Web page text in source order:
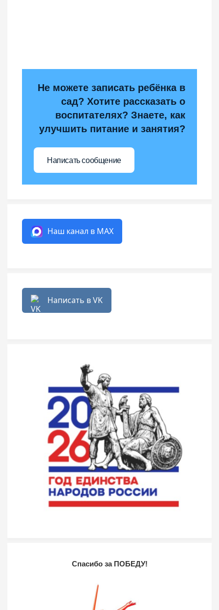
Не можете записать ребёнка в
сад? Хотите рассказать о
воспитателях? Знаете, как
улучшить питание и занятия?
Написать сообщение
Наш канал в MAX
Написать в VK
Спасибо за ПОБЕДУ!